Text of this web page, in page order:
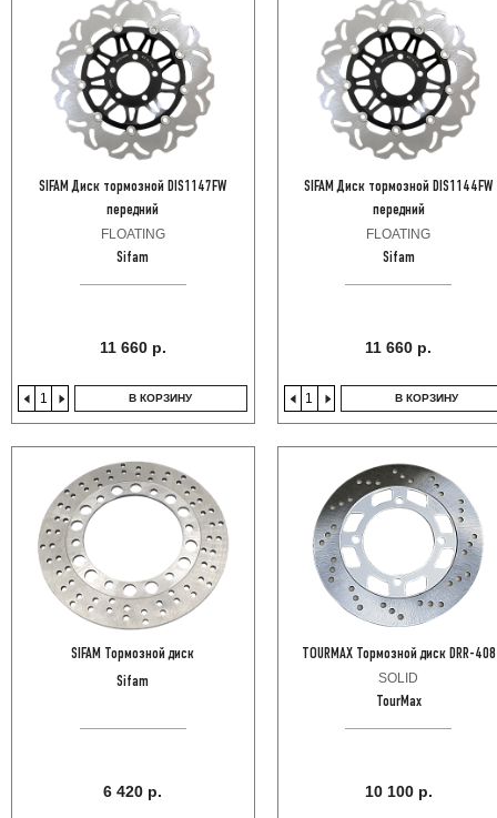
SIFAM Диск тормозной DIS1147FW
передний
FLOATING
Sifam
11 660 р.
В КОРЗИНУ
SIFAM Диск тормозной DIS1144FW
передний
FLOATING
Sifam
11 660 р.
В КОРЗИНУ
SIFAM Тормозной диск
Sifam
6 420 р.
TOURMAX Тормозной диск DRR-408
SOLID
TourMax
10 100 р.